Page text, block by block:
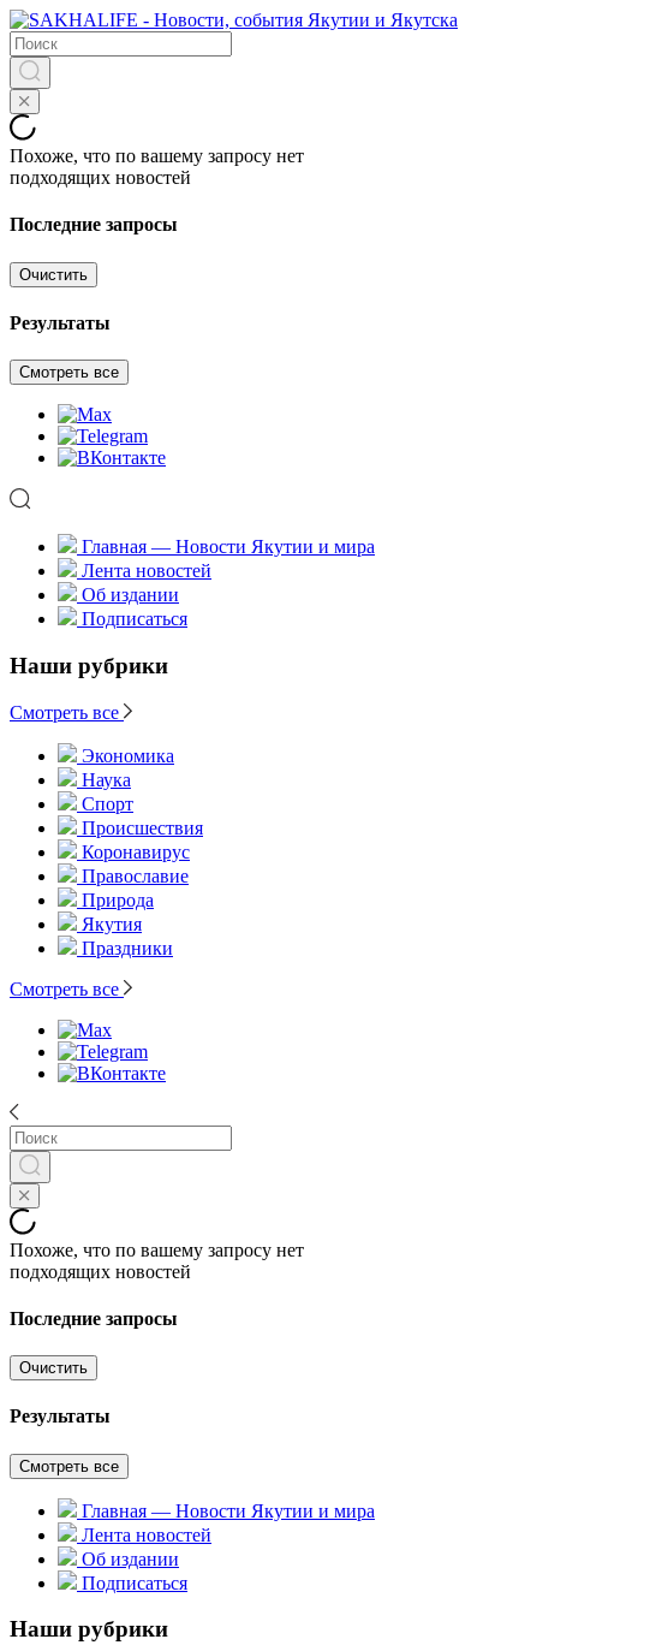
Похоже, что по вашему запросу нет
подходящих новостей
Последние запросы
Очистить
Результаты
Смотреть все
Главная — Новости Якутии и мира
Лента новостей
Об издании
Подписаться
Наши рубрики
Смотреть все
Экономика
Наука
Спорт
Происшествия
Коронавирус
Православие
Природа
Якутия
Праздники
Смотреть все
Похоже, что по вашему запросу нет
подходящих новостей
Последние запросы
Очистить
Результаты
Смотреть все
Главная — Новости Якутии и мира
Лента новостей
Об издании
Подписаться
Наши рубрики